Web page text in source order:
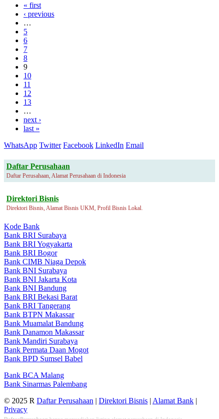
« first
‹ previous
…
5
6
7
8
9
10
11
12
13
…
next ›
last »
WhatsApp Twitter Facebook LinkedIn Email
Daftar Perusahaan
Daftar Perusahaan, Alamat Perusahaan di Indonesia
Direktori Bisnis
Direktori Bisnis, Alamat Bisnis UKM, Profil Bisnis Lokal.
Kode Bank
Bank BRI Surabaya
Bank BRI Yogyakarta
Bank BRI Bogor
Bank CIMB Niaga Depok
Bank BNI Surabaya
Bank BNI Jakarta Kota
Bank BNI Bandung
Bank BRI Bekasi Barat
Bank BRI Tangerang
Bank BTPN Makassar
Bank Muamalat Bandung
Bank Danamon Makassar
Bank Mandiri Surabaya
Bank Permata Daan Mogot
Bank BPD Sumsel Babel
Bank BCA Malang
Bank Sinarmas Palembang
© 2025 R Daftar Perusahaan | Direktori Bisnis | Alamat Bank |
Privacy